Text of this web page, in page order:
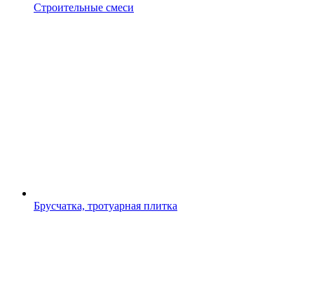
Строительные смеси
Брусчатка, тротуарная плитка